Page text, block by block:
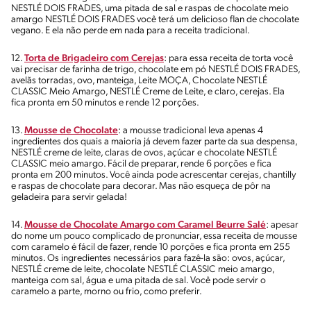
NESTLÉ DOIS FRADES, uma pitada de sal e raspas de chocolate meio
amargo NESTLÉ DOIS FRADES você terá um delicioso flan de chocolate
vegano. E ela não perde em nada para a receita tradicional.
12. Torta de Brigadeiro com Cerejas: para essa receita de torta você
vai precisar de farinha de trigo, chocolate em pó NESTLÉ DOIS FRADES,
avelãs torradas, ovo, manteiga, Leite MOÇA, Chocolate NESTLÉ
CLASSIC Meio Amargo, NESTLÉ Creme de Leite, e claro, cerejas. Ela
fica pronta em 50 minutos e rende 12 porções.
13. Mousse de Chocolate: a mousse tradicional leva apenas 4
ingredientes dos quais a maioria já devem fazer parte da sua despensa,
NESTLÉ creme de leite, claras de ovos, açúcar e chocolate NESTLÉ
CLASSIC meio amargo. Fácil de preparar, rende 6 porções e fica
pronta em 200 minutos. Você ainda pode acrescentar cerejas, chantilly
e raspas de chocolate para decorar. Mas não esqueça de pôr na
geladeira para servir gelada!
14. Mousse de Chocolate Amargo com Caramel Beurre Salé: apesar
do nome um pouco complicado de pronunciar, essa receita de mousse
com caramelo é fácil de fazer, rende 10 porções e fica pronta em 255
minutos. Os ingredientes necessários para fazê-la são: ovos, açúcar,
NESTLÉ creme de leite, chocolate NESTLÉ CLASSIC meio amargo,
manteiga com sal, água e uma pitada de sal. Você pode servir o
caramelo a parte, morno ou frio, como preferir.